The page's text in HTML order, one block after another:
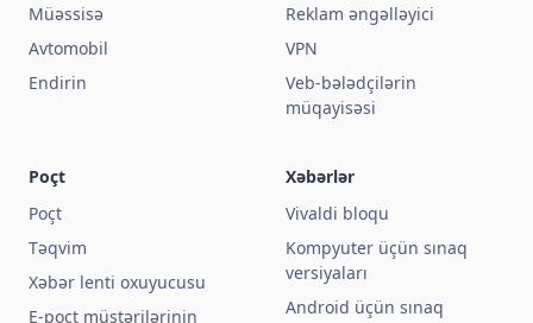
Müəssisə
Avtomobil
Endirin
Reklam əngəlləyici
VPN
Veb-bələdçilərin
müqayisəsi
Poçt
Poçt
Təqvim
Xəbər lenti oxuyucusu
E-poçt müştərilərinin
Xəbərlər
Vivaldi bloqu
Kompyuter üçün sınaq
versiyaları
Android üçün sınaq